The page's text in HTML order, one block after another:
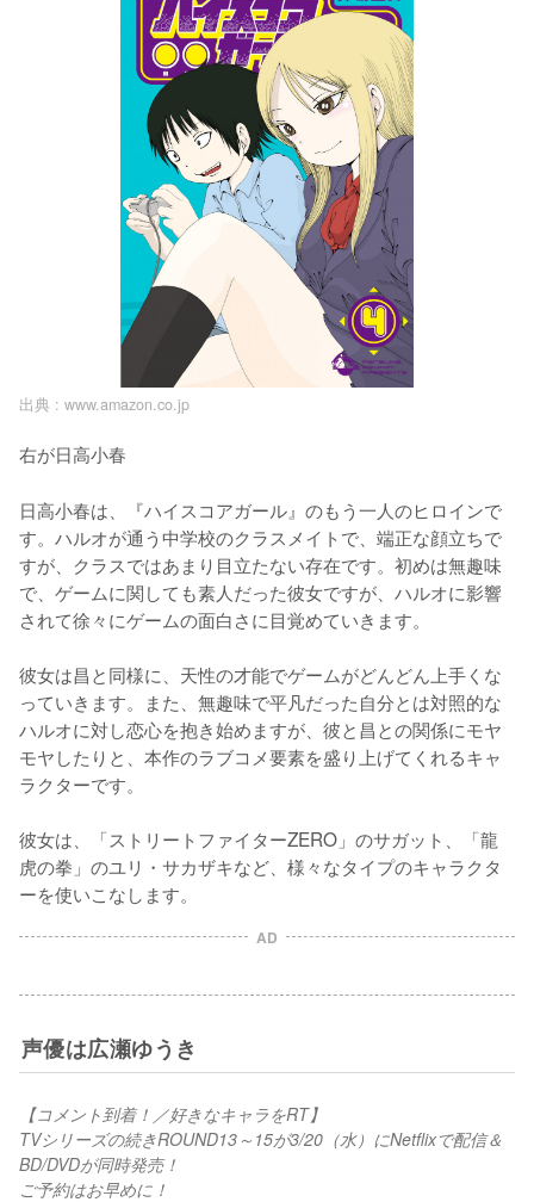
出典 : www.amazon.co.jp
右が日高小春
日高小春は、『ハイスコアガール』のもう一人のヒロインで
す。ハルオが通う中学校のクラスメイトで、端正な顔立ちで
すが、クラスではあまり目立たない存在です。初めは無趣味
で、ゲームに関しても素人だった彼女ですが、ハルオに影響
されて徐々にゲームの面白さに目覚めていきます。
彼女は昌と同様に、天性の才能でゲームがどんどん上手くな
っていきます。また、無趣味で平凡だった自分とは対照的な
ハルオに対し恋心を抱き始めますが、彼と昌との関係にモヤ
モヤしたりと、本作のラブコメ要素を盛り上げてくれるキャ
ラクターです。
彼女は、「ストリートファイターZERO」のサガット、「龍
虎の拳」のユリ・サカザキなど、様々なタイプのキャラクタ
ーを使いこなします。
AD
声優は広瀬ゆうき
【コメント到着！／好きなキャラをRT】
TVシリーズの続きROUND13～15が3/20（水）にNetflixで配信＆
BD/DVDが同時発売！
ご予約はお早めに！